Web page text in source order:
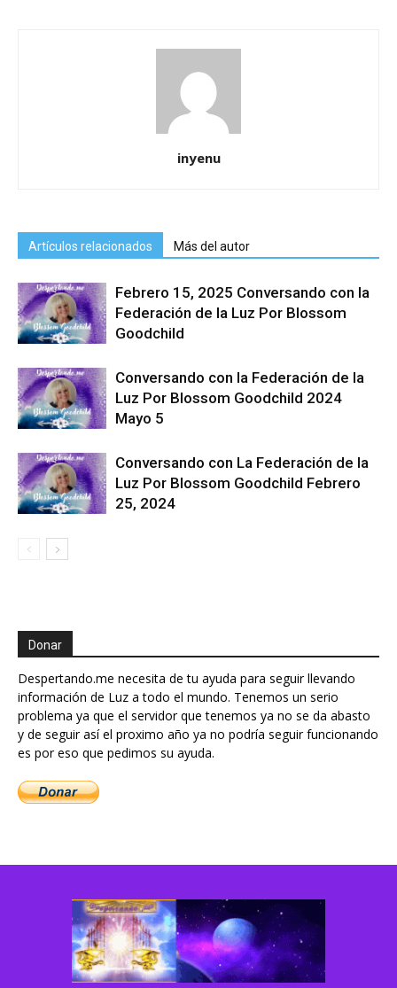
inyenu
Artículos relacionados Más del autor
Febrero 15, 2025 Conversando con la
Federación de la Luz Por Blossom
Goodchild
Conversando con la Federación de la
Luz Por Blossom Goodchild 2024
Mayo 5
Conversando con La Federación de la
Luz Por Blossom Goodchild Febrero
25, 2024
Donar
Despertando.me necesita de tu ayuda para seguir llevando
información de Luz a todo el mundo. Tenemos un serio
problema ya que el servidor que tenemos ya no se da abasto
y de seguir así el proximo año ya no podría seguir funcionando
es por eso que pedimos su ayuda.